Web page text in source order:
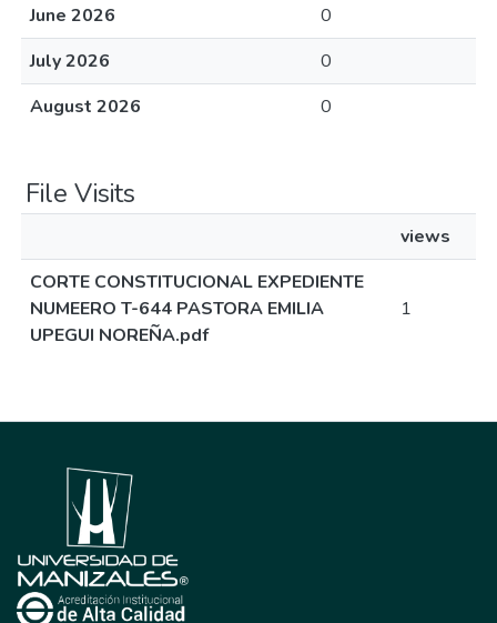
June 2026
0
July 2026
0
August 2026
0
File Visits
views
CORTE CONSTITUCIONAL EXPEDIENTE
NUMEERO T-644 PASTORA EMILIA
UPEGUI NOREÑA.pdf
1